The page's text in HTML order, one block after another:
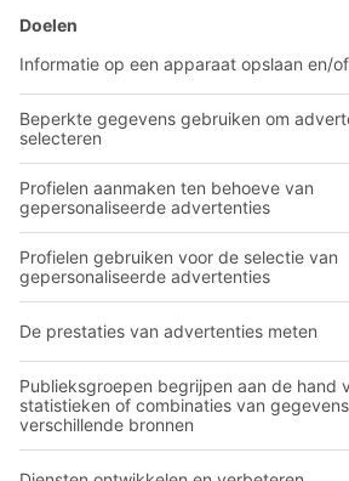
BITO-oplossingen
Intralogistieke oplossingen
Bakken en bakken
Transportsystemen
Onze diensten
BITO
BITO
Bedrijf
Over BITO
Ons wereldwijde netwerk
Onze productie
Volg ons
A